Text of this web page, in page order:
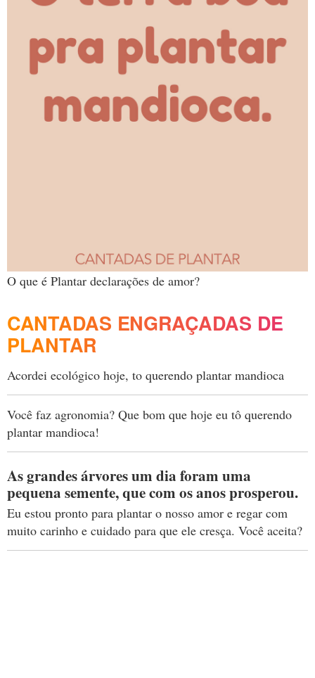
O que é Plantar declarações de amor?
CANTADAS ENGRAÇADAS DE
PLANTAR
Acordei ecológico hoje, to querendo plantar mandioca
Você faz agronomia? Que bom que hoje eu tô querendo
plantar mandioca!
As grandes árvores um dia foram uma
pequena semente, que com os anos prosperou.
Eu estou pronto para plantar o nosso amor e regar com
muito carinho e cuidado para que ele cresça. Você aceita?